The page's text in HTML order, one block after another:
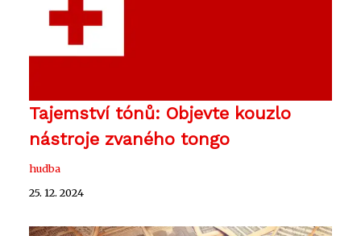
Tajemství tónů: Objevte kouzlo
nástroje zvaného tongo
hudba
25. 12. 2024